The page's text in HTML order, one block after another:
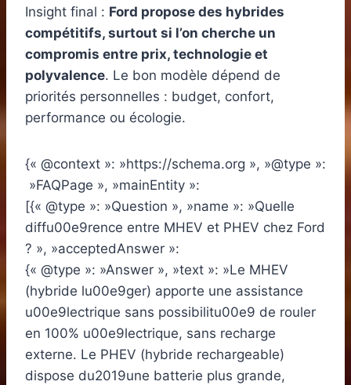
Insight final : Ford propose des hybrides
compétitifs, surtout si l’on cherche un
compromis entre prix, technologie et
polyvalence. Le bon modèle dépend de
priorités personnelles : budget, confort,
performance ou écologie.
{« @context »: »https://schema.org », »@type »:
»FAQPage », »mainEntity »:
[{« @type »: »Question », »name »: »Quelle
diffu00e9rence entre MHEV et PHEV chez Ford
? », »acceptedAnswer »:
{« @type »: »Answer », »text »: »Le MHEV
(hybride lu00e9ger) apporte une assistance
u00e9lectrique sans possibilitu00e9 de rouler
en 100% u00e9lectrique, sans recharge
externe. Le PHEV (hybride rechargeable)
dispose du2019une batterie plus grande,